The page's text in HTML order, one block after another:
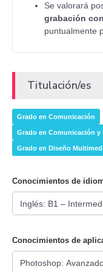
Se valorará
grabación
puntualmente
Titulación/es
Grado en Comunicación
Grado en Comunicación y
Grado en Diseño
Conocimientos de
Conocimientos de